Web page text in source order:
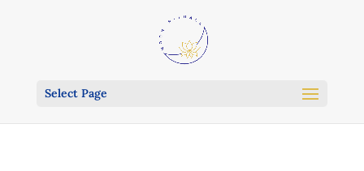
Select Page